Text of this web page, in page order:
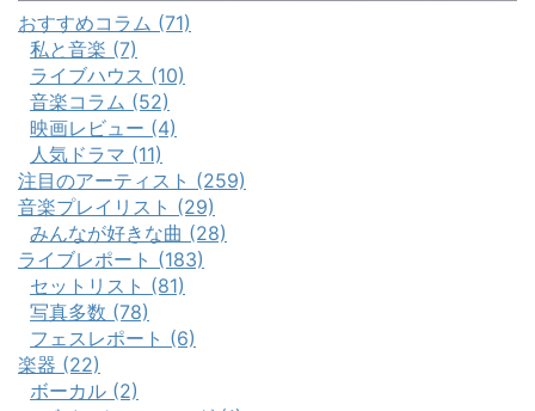
おすすめコラム (71)
私と音楽 (7)
ライブハウス (10)
音楽コラム (52)
映画レビュー (4)
人気ドラマ (11)
注目のアーティスト (259)
音楽プレイリスト (29)
みんなが好きな曲 (28)
ライブレポート (183)
セットリスト (81)
写真多数 (78)
フェスレポート (6)
楽器 (22)
ボーカル (2)